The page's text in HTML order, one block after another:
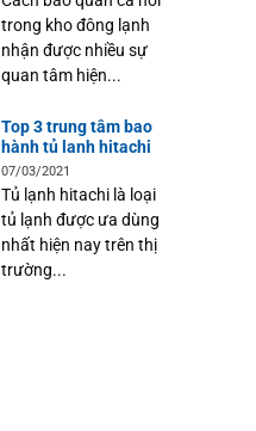
trong kho đông lạnh
nhận được nhiều sự
quan tâm hiện...
Top 3 trung tâm bao
hành tủ lanh hitachi
07/03/2021
Tủ lạnh hitachi là loại
tủ lạnh được ưa dùng
nhất hiện nay trên thị
trường...